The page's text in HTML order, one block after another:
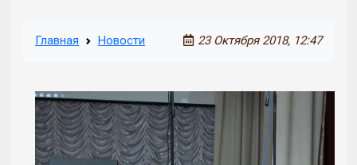
Главная Новости 23 Октября 2018, 12:47